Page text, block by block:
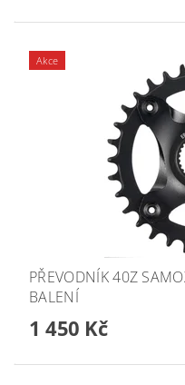
Akce
PŘEVODNÍK 40Z
BALENÍ
1 450 Kč